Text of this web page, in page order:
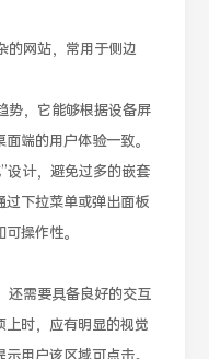
的网站，常用于侧边
势，它能够根据设备屏
端的用户体验一致。
设计，避免过多的嵌套
过下拉菜单或弹出面板
操作性。
还需要具备良好的交互
时，应有明显的视觉